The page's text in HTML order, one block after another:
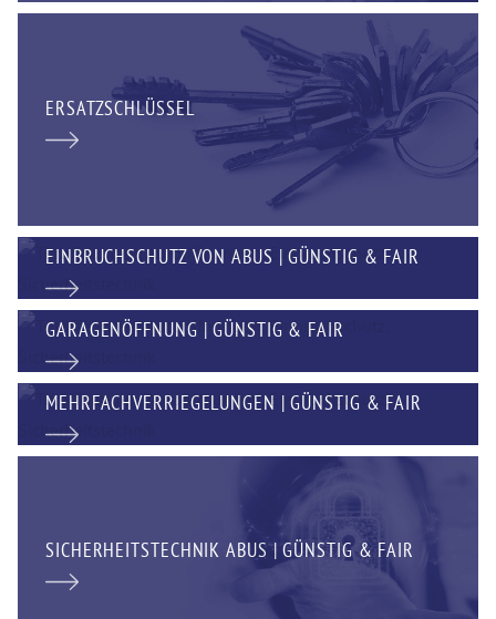
ERSATZSCHLÜSSEL
EINBRUCHSCHUTZ VON ABUS | GÜNSTIG & FAIR
GARAGENÖFFNUNG | GÜNSTIG & FAIR
MEHRFACHVERRIEGELUNGEN | GÜNSTIG & FAIR
SICHERHEITSTECHNIK ABUS | GÜNSTIG & FAIR